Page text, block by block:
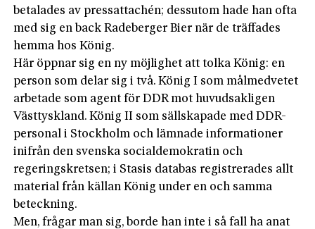
betalades av pressattachén; dessutom hade han ofta
med sig en back Radeberger Bier när de träffades
hemma hos König.
Här öppnar sig en ny möjlighet att tolka König: en
person som delar sig i två. König I som målmedvetet
arbetade som agent för DDR mot huvudsakligen
Västtyskland. König II som sällskapade med DDR-
personal i Stockholm och lämnade informationer
inifrån den svenska socialdemokratin och
regeringskretsen; i Stasis databas registrerades allt
material från källan König under en och samma
beteckning.
Men, frågar man sig, borde han inte i så fall ha anat